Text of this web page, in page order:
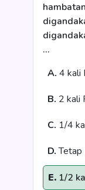
...
A. 4 kali
B. 2 kali
C. 1/4
D.Tetap
E. 1/2